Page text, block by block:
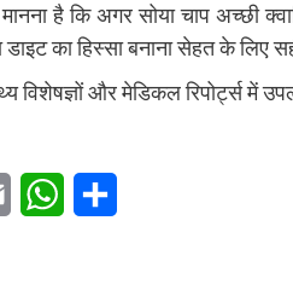
है कि अगर सोया चाप अच्छी
डाइट का हिस्सा बनाना सेहत के लिए
विशेषज्ञों और मेडिकल रिपोर्ट्स में
Email WhatsApp